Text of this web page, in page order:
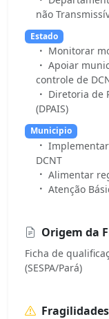
não
Estado
Monitorar
Apoiar
controle de
Diretoria de
(DPAIS)
Municipio
DCNT
Alimentar
Atenção
Origem da
Ficha de
(SESPA/Pará)